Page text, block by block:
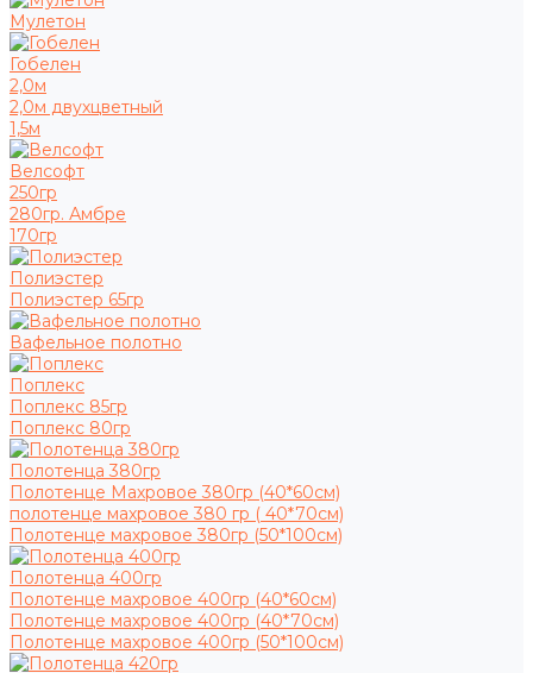
Мулетон
Гобелен
2,0м
2,0м двухцветный
1,5м
Велсофт
250гр
280гр. Амбре
170гр
Полиэстер
Полиэстер 65гр
Вафельное полотно
Поплекс
Поплекс 85гр
Поплекс 80гр
Полотенца 380гр
Полотенце Махровое 380гр (40*60см)
полотенце махровое 380 гр ( 40*70см)
Полотенце махровое 380гр (50*100см)
Полотенца 400гр
Полотенце махровое 400гр (40*60см)
Полотенце махровое 400гр (40*70см)
Полотенце махровое 400гр (50*100см)